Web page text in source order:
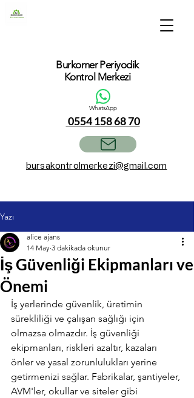
WhatsApp
0554 158 68 70
bursakontrolmerkezi@gmail.com
Burkomer Periyodik
Kontrol Merkezi
Yazı
İş Güvenliği Ekipmanları ve
Önemi
alice ajans
14 May 3 dakikada okunur
İş yerlerinde güvenlik, üretimin
sürekliliği ve çalışan sağlığı için
olmazsa olmazdır. İş güvenliği
ekipmanları, riskleri azaltır, kazaları
önler ve yasal zorunlulukları yerine
getirmenizi sağlar. Fabrikalar, şantiyeler,
AVM'ler, okullar ve siteler gibi